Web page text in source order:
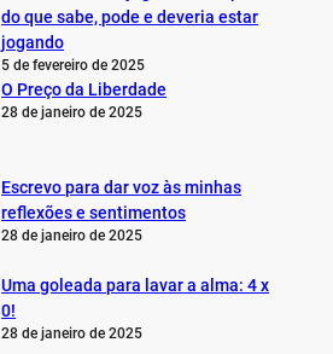
do que sabe, pode e deveria estar
jogando
5 de fevereiro de 2025
O Preço da Liberdade
28 de janeiro de 2025
Escrevo para dar voz às minhas
reflexões e sentimentos
28 de janeiro de 2025
Uma goleada para lavar a alma: 4 x
0!
28 de janeiro de 2025